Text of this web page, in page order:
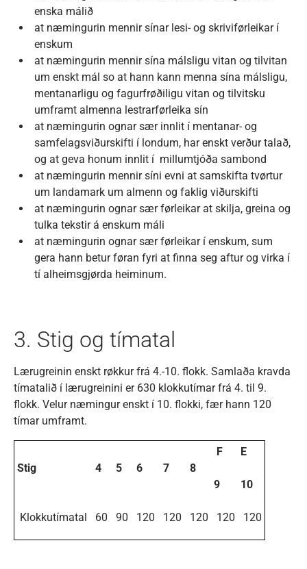
enska málið
at næmingurin mennir sínar lesi- og skriviførleikar í
enskum
at næmingurin mennir sína málsligu vitan og tilvitan
um enskt mál so at hann kann menna sína málsligu,
mentanarligu og fagurfrøðiligu vitan og tilvitsku
umframt almenna lestrarførleika sín
at næmingurin ognar sær innlit í mentanar- og
samfelagsviðurskifti í londum, har enskt verður talað,
og at geva honum innlit í millumtjóða sambond
at næmingurin mennir síni evni at samskifta tvørtur
um landamark um almenn og faklig viðurskifti
at næmingurin ognar sær førleikar at skilja, greina og
tulka tekstir á enskum máli
at næmingurin ognar sær førleikar í enskum, sum
gera hann betur føran fyri at finna seg aftur og virka í
tí alheimsgjørda heiminum.
3. Stig og tímatal
Lærugreinin enskt røkkur frá 4.-10. flokk. Samlaða kravda
tímatalið í lærugreinini er 630 klokkutímar frá 4. til 9.
flokk. Velur næmingur enskt í 10. flokki, fær hann 120
tímar umframt.
Stig 4 5 6 7 8
F E
9 10
Klokkutímatal 60 90 120 120 120 120 120